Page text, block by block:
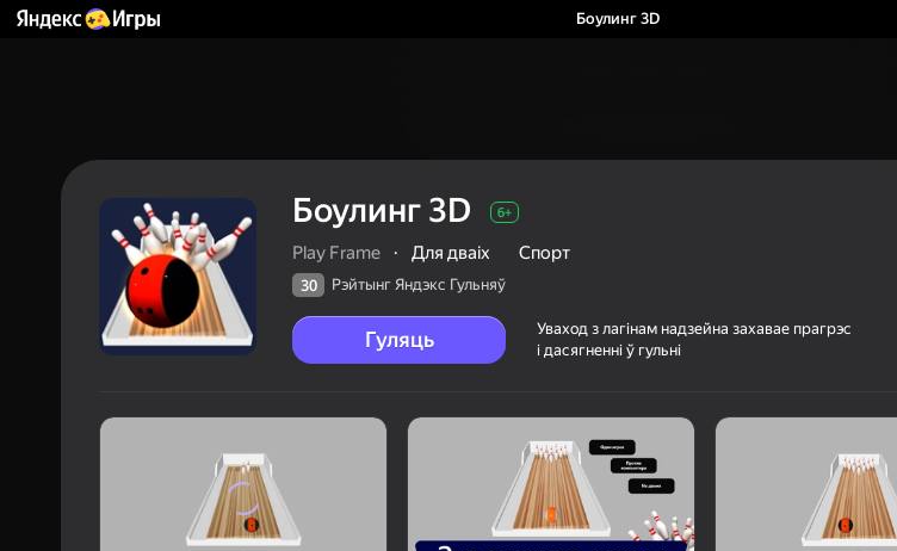
Боулинг 3D
Боулинг 3D 6+
Play Frame
Для дваіх
30 Рэйтынг Яндэкс Гульняў
Боулинг 3D 6+
Play Frame · Для дваіх Спорт
30 Рэйтынг Яндэкс Гульняў
Гуляць
Уваход з лагінам надзейна захавае прагрэс
і дасягненні ў гульні